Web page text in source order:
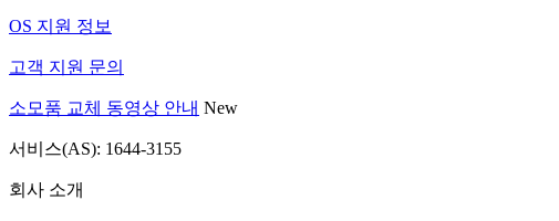
OS 지원 정보
고객 지원 문의
소모품 교체 동영상 안내 New
서비스(AS): 1644-3155
회사 소개